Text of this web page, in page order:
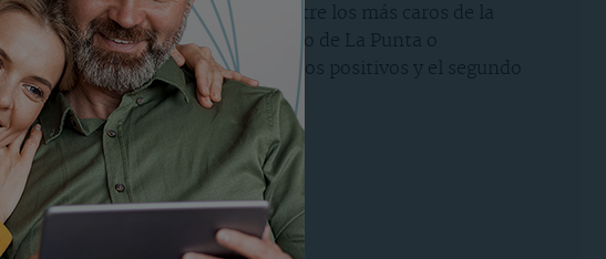
barrios que los forman estén entre los más caros de la
zonas de expansión como Barrio de La Punta o
solamente el 30% de los votos positivos y el segundo